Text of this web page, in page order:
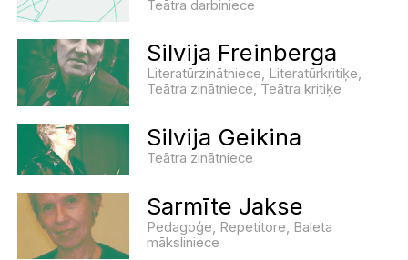
Teātra darbiniece
Silvija Freinberga
Literatūrzinātniece, Literatūrkritiķe,
Teātra zinātniece, Teātra kritiķe
Silvija Geikina
Teātra zinātniece
Sarmīte Jakse
Pedagoģe, Repetitore, Baleta
māksliniece